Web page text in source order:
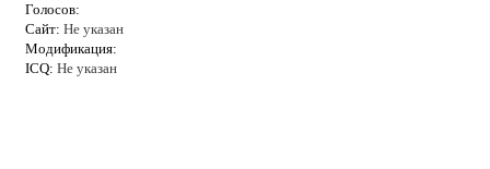
Голосов:
Сайт: Не указан
Модификация:
ICQ: Не указан